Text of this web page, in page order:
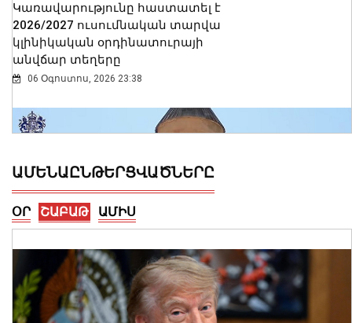
Կառավարությունը հաստատել է
2026/2027 ուսումնական տարվա
կլինիկական օրդինատուրայի
անվճար տեղերը
06 Օգոստոս, 2026 23:38
ԱՄԵՆԱԸՆԹԵՐՑՎԱԾՆԵՐԸ
ՕՐ ՇԱԲԱԹ ԱՄԻՍ